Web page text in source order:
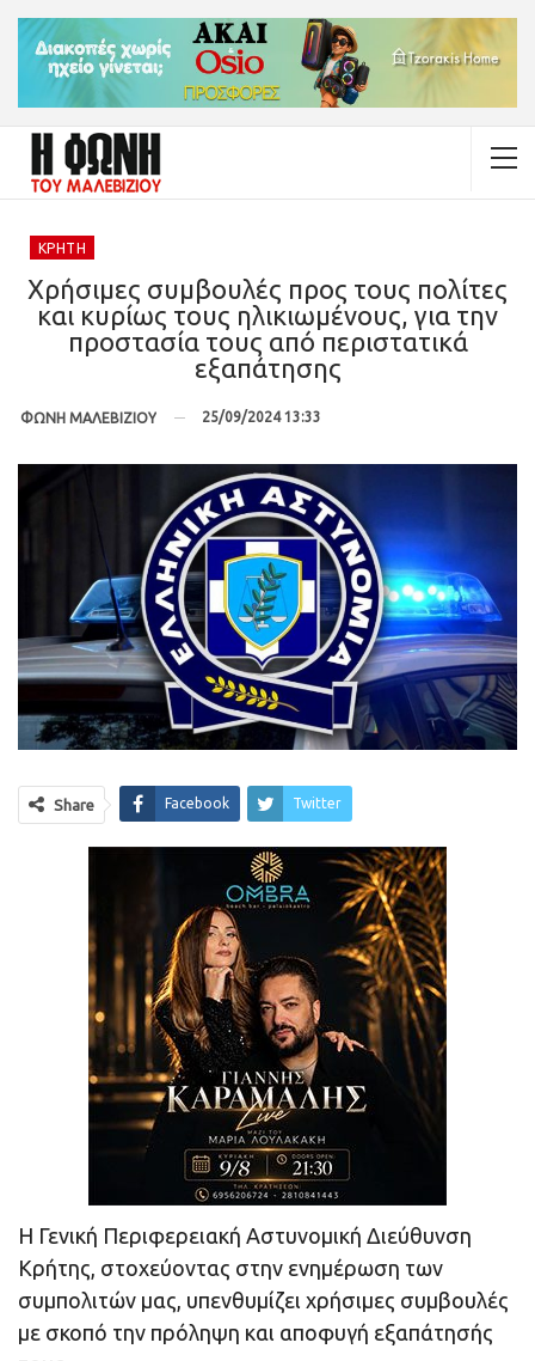
ΚΡΉΤΗ
Χρήσιμες συμβουλές προς τους πολίτες
και κυρίως τους ηλικιωμένους, για την
προστασία τους από περιστατικά
εξαπάτησης
ΦΩΝΗ ΜΑΛΕΒΙΖΙΟΥ 25/09/2024 13:33
Share Facebook Twitter
Η Γενική Περιφερειακή Αστυνομική Διεύθυνση
Κρήτης, στοχεύοντας στην ενημέρωση των
συμπολιτών μας, υπενθυμίζει χρήσιμες συμβουλές
με σκοπό την πρόληψη και αποφυγή εξαπάτησής